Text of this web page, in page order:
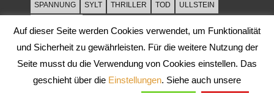
SPANNUNG
SYLT THRILLER TOD
ULLSTEIN
Auf dieser Seite werden Cookies verwendet, um Funktionalität
und Sicherheit zu gewährleisten. Für die weitere Nutzung der
Seite musst du die Verwendung von Cookies einstellen. Das
geschieht über die Einstellungen. Siehe auch unsere